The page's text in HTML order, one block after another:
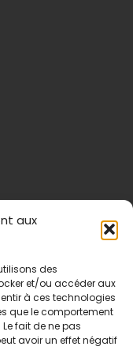
aux
des
et/ou accéder aux
à ces technologies
que le comportement
fait de ne pas
avoir un effet négatif